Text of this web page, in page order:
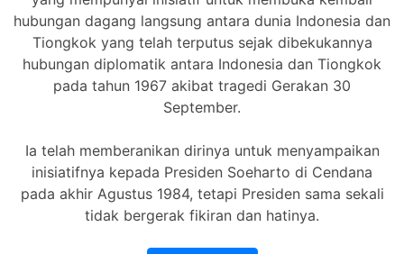
hubungan dagang langsung antara dunia Indonesia dan
Tiongkok yang telah terputus sejak dibekukannya
hubungan diplomatik antara Indonesia dan Tiongkok
pada tahun 1967 akibat tragedi Gerakan 30
September.
Ia telah memberanikan dirinya untuk menyampaikan
inisiatifnya kepada Presiden Soeharto di Cendana
pada akhir Agustus 1984, tetapi Presiden sama sekali
tidak bergerak fikiran dan hatinya.